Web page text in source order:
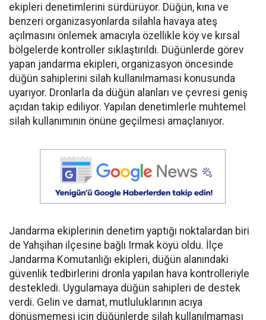
ekipleri denetimlerini sürdürüyor. Düğün, kına ve
benzeri organizasyonlarda silahla havaya ateş
açılmasını önlemek amacıyla özellikle köy ve kırsal
bölgelerde kontroller sıklaştırıldı. Düğünlerde görev
yapan jandarma ekipleri, organizasyon öncesinde
düğün sahiplerini silah kullanılmaması konusunda
uyarıyor. Dronlarla da düğün alanları ve çevresi geniş
açıdan takip ediliyor. Yapılan denetimlerle muhtemel
silah kullanımının önüne geçilmesi amaçlanıyor.
Jandarma ekiplerinin denetim yaptığı noktalardan biri
de Yahşihan ilçesine bağlı Irmak köyü oldu. İlçe
Jandarma Komutanlığı ekipleri, düğün alanındaki
güvenlik tedbirlerini dronla yapılan hava kontrolleriyle
destekledi. Uygulamaya düğün sahipleri de destek
verdi. Gelin ve damat, mutluluklarının acıya
dönüşmemesi için düğünlerde silah kullanılmaması